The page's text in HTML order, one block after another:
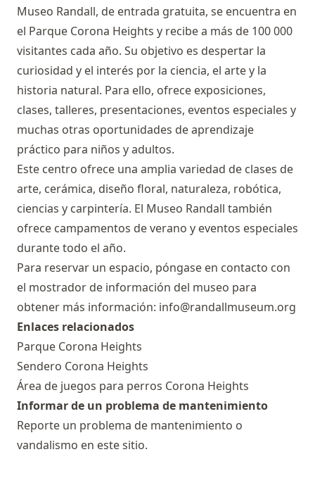
Museo Randall, de entrada gratuita, se encuentra en
el Parque Corona Heights y recibe a más de 100 000
visitantes cada año. Su objetivo es despertar la
curiosidad y el interés por la ciencia, el arte y la
historia natural. Para ello, ofrece exposiciones,
clases, talleres, presentaciones, eventos especiales y
muchas otras oportunidades de aprendizaje
práctico para niños y adultos.
Este centro ofrece una amplia variedad de clases de
arte, cerámica, diseño floral, naturaleza, robótica,
ciencias y carpintería. El Museo Randall también
ofrece campamentos de verano y eventos especiales
durante todo el año.
Para reservar un espacio, póngase en contacto con
el mostrador de información del museo para
obtener más información: info@randallmuseum.org
Enlaces relacionados
Parque Corona Heights
Sendero Corona Heights
Área de juegos para perros Corona Heights
Informar de un problema de mantenimiento
Reporte un problema de mantenimiento o
vandalismo en este sitio.